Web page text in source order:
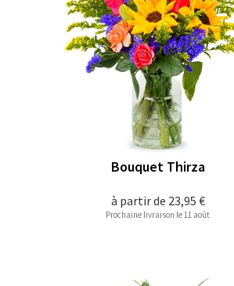
à partir de 23,95 €
Bouquet Thirza
Prochaine livraison le 11 août